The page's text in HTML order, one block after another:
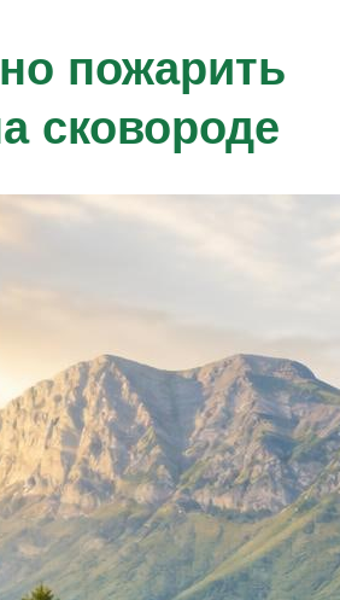
пожарить
сковороде